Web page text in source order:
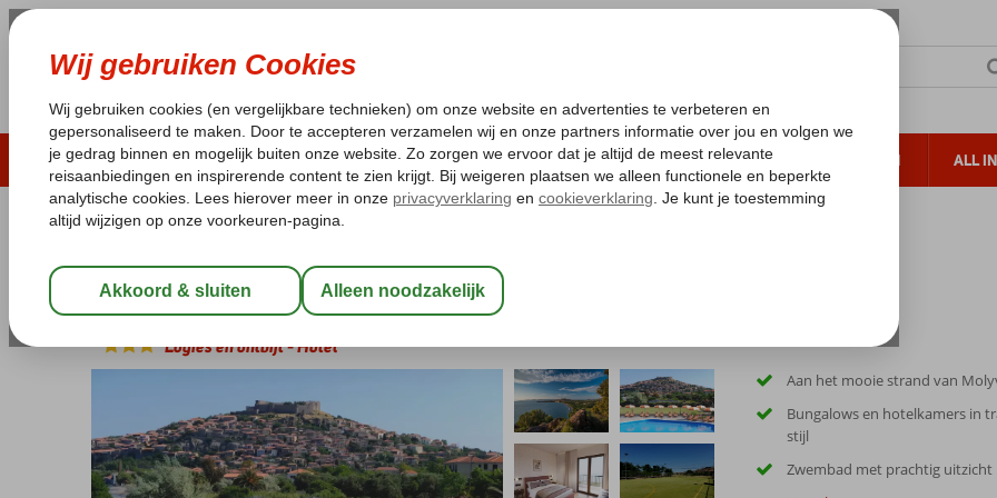
ZOMER 2026 LAST MINUTES WINTERZON ZONVAKANTIES VERRE REIZEN ALL
Laagsteprijsgarantie* Geen fueltoeslag Gratis annuleren*
Home
Griekenland Lesbos Molyvos Delfinia
Delfinia
Logies en ontbijt-Hotel
Aan het mooie strand van
Bungalows en hotelkamers in
stijl
Zwembad met prachtig uitzicht